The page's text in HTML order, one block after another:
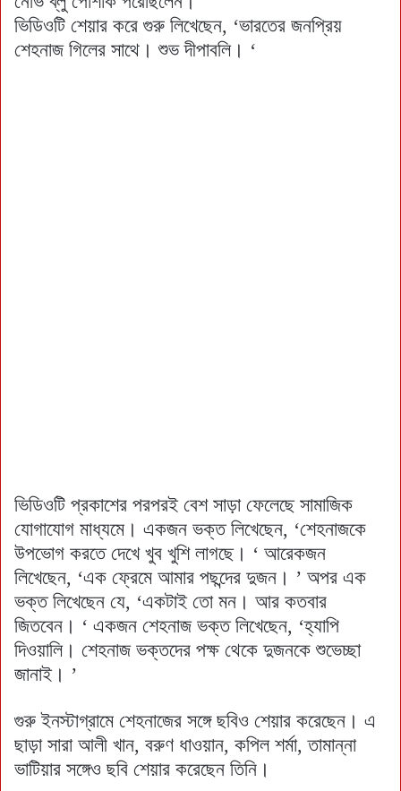
ভিডিওটি শেয়ার করে গুরু লিখেছেন, ‘ভারতের জনপ্রিয়
শেহনাজ গিলের সাথে। শুভ দীপাবলি। ‘
ভিডিওটি প্রকাশের পরপরই বেশ সাড়া ফেলেছে সামাজিক
যোগাযোগ মাধ্যমে। একজন ভক্ত লিখেছেন, ‘শেহনাজকে
উপভোগ করতে দেখে খুব খুশি লাগছে। ‘ আরেকজন
লিখেছেন, ‘এক ফ্রেমে আমার পছন্দের দুজন। ’ অপর এক
ভক্ত লিখেছেন যে, ‘একটাই তো মন। আর কতবার
জিতবেন। ‘ একজন শেহনাজ ভক্ত লিখেছেন, ‘হ্যাপি
দিওয়ালি। শেহনাজ ভক্তদের পক্ষ থেকে দুজনকে শুভেচ্ছা
জানাই। ’
গুরু ইনস্টাগ্রামে শেহনাজের সঙ্গে ছবিও শেয়ার করেছেন। এ
ছাড়া সারা আলী খান, বরুণ ধাওয়ান, কপিল শর্মা, তামান্না
ভাটিয়ার সঙ্গেও ছবি শেয়ার করেছেন তিনি।